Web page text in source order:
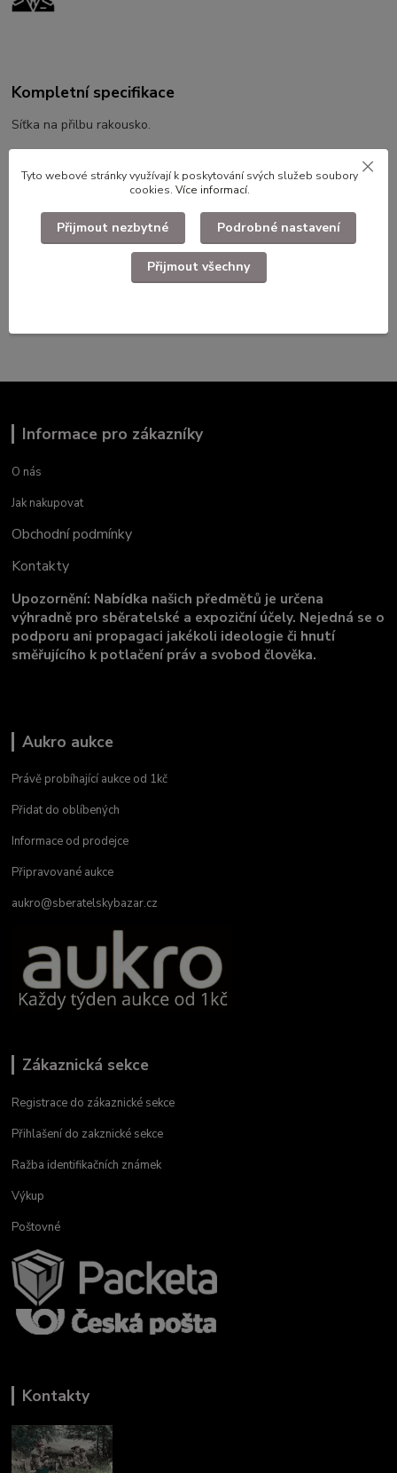
Kompletní specifikace
Síťka na přilbu rakousko.
Dlouhodobě skladované zboží.
Zboží zařazeno v kategoriích
Helmy, čepice, brigadýrky
Informace pro zákazníky
O nás
Jak nakupovat
Obchodní podmínky
Kontakty
Upozornění: Nabídka našich předmětů je určena
výhradně pro sběratelské a expoziční účely. Nejedná se o
podporu ani propagaci jakékoli ideologie či hnutí
směřujícího k potlačení práv a svobod člověka.
Aukro aukce
Právě probíhající aukce od 1kč
Přidat do oblíbených
Informace od prodejce
Připravované aukce
aukro@sberatelskybazar.cz
Zákaznická sekce
Registrace do zákaznické sekce
Přihlašení do zakznické sekce
Ražba identifikačních známek
Výkup
Poštovné
Kontakty
Tyto webové stránky využívají k poskytování svých služeb soubory
cookies. Více informací.
Přijmout nezbytné Podrobné nastavení
Přijmout všechny